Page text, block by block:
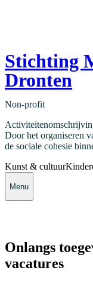
Stichting
Dronten
Non-profit
Door het organiseren
de sociale cohesie
Kunst & cultuur
Menu
Onlangs
vacatures